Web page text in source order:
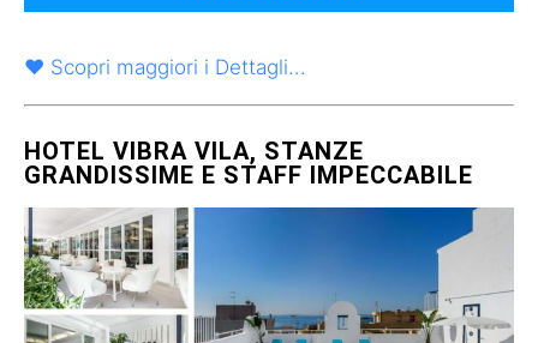
♥ Scopri maggiori i Dettagli...
HOTEL VIBRA VILA, STANZE
GRANDISSIME E STAFF IMPECCABILE